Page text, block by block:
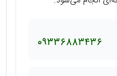
09336883436